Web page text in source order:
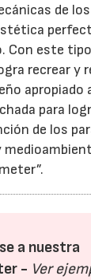
de
Con este
recrear y
apropiado
para
de los
a nuestra
- Ver